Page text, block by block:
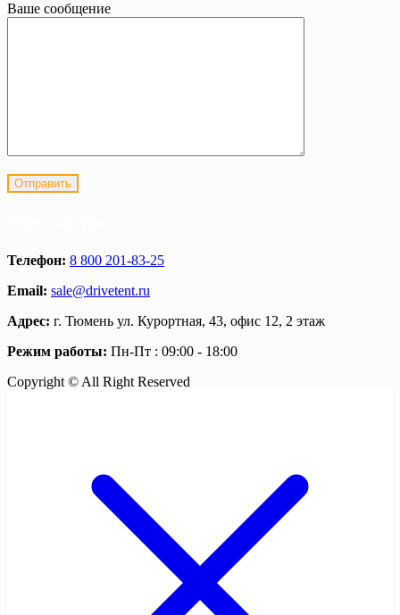
Ваше сообщение
Телефон: 8 800 201-83-25
Email: sale@drivetent.ru
Адрес: г. Тюмень ул. Курортная, 43, офис 12, 2 этаж
Режим работы: Пн-Пт : 09:00 - 18:00
Copyright © All Right Reserved